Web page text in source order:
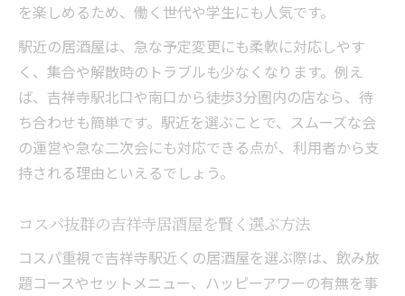
を楽しめるため、働く世代や学生にも人気です。
駅近の居酒屋は、急な予定変更にも柔軟に対応しやす
く、集合や解散時のトラブルも少なくなります。例え
ば、吉祥寺駅北口や南口から徒歩3分圏内の店なら、待
ち合わせも簡単です。駅近を選ぶことで、スムーズな会
の運営や急な二次会にも対応できる点が、利用者から支
持される理由といえるでしょう。
コスパ抜群の吉祥寺居酒屋を賢く選ぶ方法
コスパ重視で吉祥寺駅近くの居酒屋を選ぶ際は、飲み放
題コースやセットメニュー、ハッピーアワーの有無を事